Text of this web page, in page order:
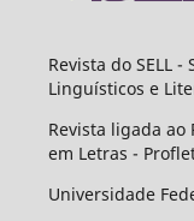
Revista do SELL
Linguísticos e
Revista ligada
em Letras -
Universidade